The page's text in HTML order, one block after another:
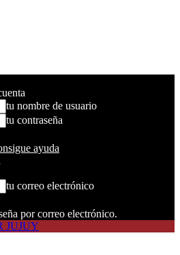
tu nombre de usuario
tu contraseña
ayuda
tu correo electrónico
por correo electrónico.
JUJUY